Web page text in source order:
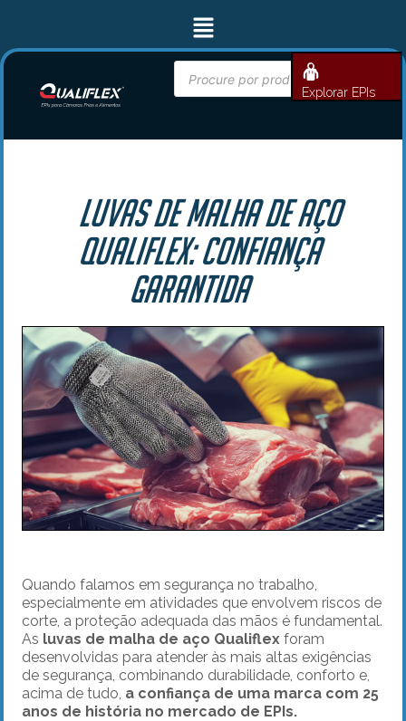
conteúdo
Menu
produtos
Explorar EPIs
Luvas de Malha de Aço
Qualiflex: Confiança
Garantida
Quando falamos em segurança no trabalho,
especialmente em atividades que envolvem riscos de
corte, a proteção adequada das mãos é fundamental.
As luvas de malha de aço Qualiflex foram
desenvolvidas para atender às mais altas exigências
de segurança, combinando durabilidade, conforto e,
acima de tudo, a confiança de uma marca com 25
anos de história no mercado de EPIs.